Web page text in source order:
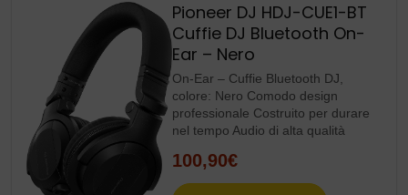
Pioneer DJ HDJ-CUE1-BT
Cuffie DJ Bluetooth On-
Ear – Nero
On-Ear – Cuffie Bluetooth DJ,
colore: Nero Comodo design
professionale Costruito per durare
nel tempo Audio di alta qualità
100,90€